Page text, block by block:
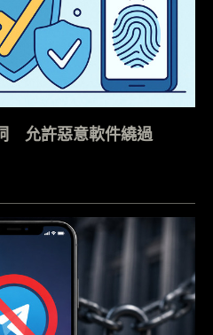
允許惡意軟件繞過